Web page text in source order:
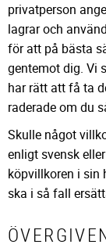
privatperson
lagrar och
för att på bästa
gentemot dig. Vi
har rätt att få ta
raderade om du
Skulle något
enligt svensk
köpvillkoren i sin
ska i så fall